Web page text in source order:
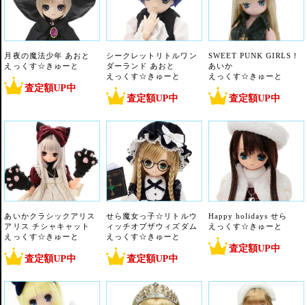
月夜の魔法少年 あおと
えっくす☆きゅーと
査定額UP中
シークレットリトルワン
ダーランド あおと
えっくす☆きゅーと
査定額UP中
SWEET PUNK GIRLS！
あいか
えっくす☆きゅーと
査定額UP中
あいかクラシックアリス
アリス チシャキャット
えっくす☆きゅーと
査定額UP中
せら魔女っ子☆リトルウ
ィッチオブザウィズダム
えっくす☆きゅーと
査定額UP中
Happy holidays せら
えっくす☆きゅーと
査定額UP中